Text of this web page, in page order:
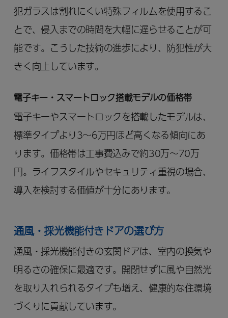
犯ガラスは割れにくい特殊フィルムを使用するこ
とで、侵入までの時間を大幅に遅らせることが可
能です。こうした技術の進歩により、防犯性が大
きく向上しています。
電子キー・スマートロック搭載モデルの価格帯
電子キーやスマートロックを搭載したモデルは、
標準タイプより3～6万円ほど高くなる傾向にあ
ります。価格帯は工事費込みで約30万～70万
円。ライフスタイルやセキュリティ重視の場合、
導入を検討する価値が十分にあります。
通風・採光機能付きドアの選び方
通風・採光機能付きの玄関ドアは、室内の換気や
明るさの確保に最適です。開閉せずに風や自然光
を取り入れられるタイプも増え、健康的な住環境
づくりに貢献しています。